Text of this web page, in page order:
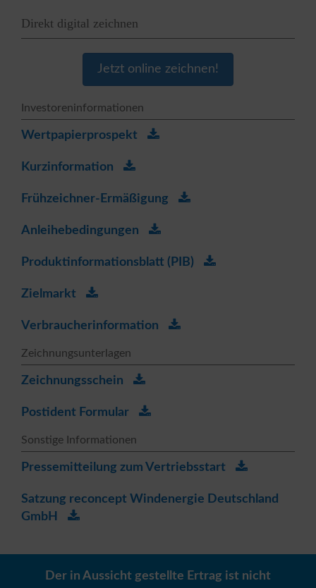
Direkt digital zeichnen
Jetzt online zeichnen!
Investoreninformationen
Wertpapierprospekt
Kurzinformation
Frühzeichner-Ermäßigung
Anleihebedingungen
Produktinformationsblatt (PIB)
Zielmarkt
Verbraucherinformation
Zeichnungsunterlagen
Zeichnungsschein
Postident Formular
Sonstige Informationen
Pressemitteilung zum Vertriebsstart
Satzung reconcept Windenergie Deutschland
GmbH
Der in Aussicht gestellte Ertrag ist nicht